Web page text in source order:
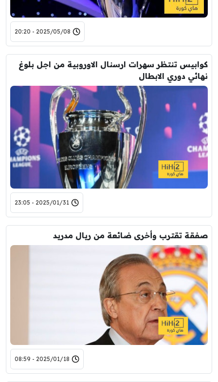
2025/05/08 - 20:20
كوابيس تنتظر سهرات ارسنال الاوروبية من اجل بلوغ
نهائي دوري الابطال
2025/01/31 - 23:05
صفقة تقترب وأخرى ضائعة من ريال مدريد
2025/01/18 - 08:59